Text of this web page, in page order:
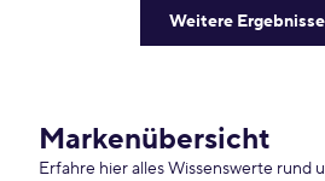
Weitere
Markenübersicht
Erfahre hier alles Wissenswerte rund